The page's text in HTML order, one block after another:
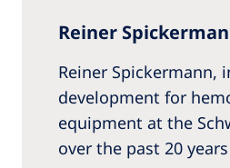
Reiner
Reiner Spickermann,
development for
equipment at the
over the past 20 years